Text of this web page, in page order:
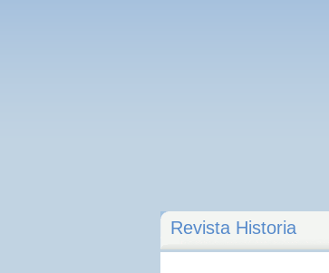
Revista Historia